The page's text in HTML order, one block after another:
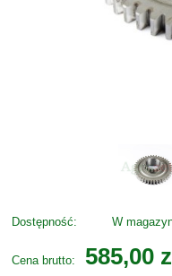
Dostępność: W
Cena brutto: 585,00